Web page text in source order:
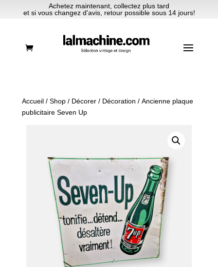
Achetez maintenant, collectez plus tard
et si vous changez d'avis, retour possible sous 14 jours!
Accueil/ Shop/ Décorer/ Décoration / Ancienne plaque
publicitaire Seven Up